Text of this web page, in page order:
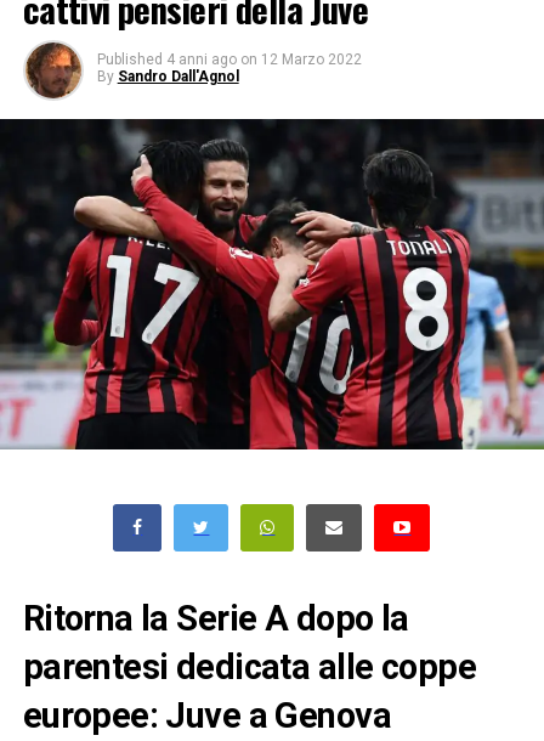
Published 4 anni ago on 12 Marzo 2022
By Sandro Dall'Agnol
Ritorna la Serie A dopo la
parentesi dedicata alle coppe
europee: Juve a Genova